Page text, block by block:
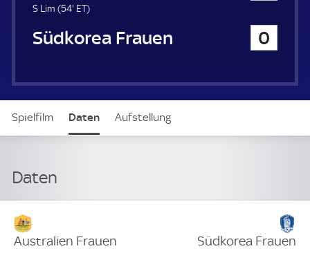
S Lim (54'5
.
e
ETE
)
Südkorea Frauen 0
Spielfilm Daten Aufstellung
Daten
Australien Frauen Südkorea Frauen